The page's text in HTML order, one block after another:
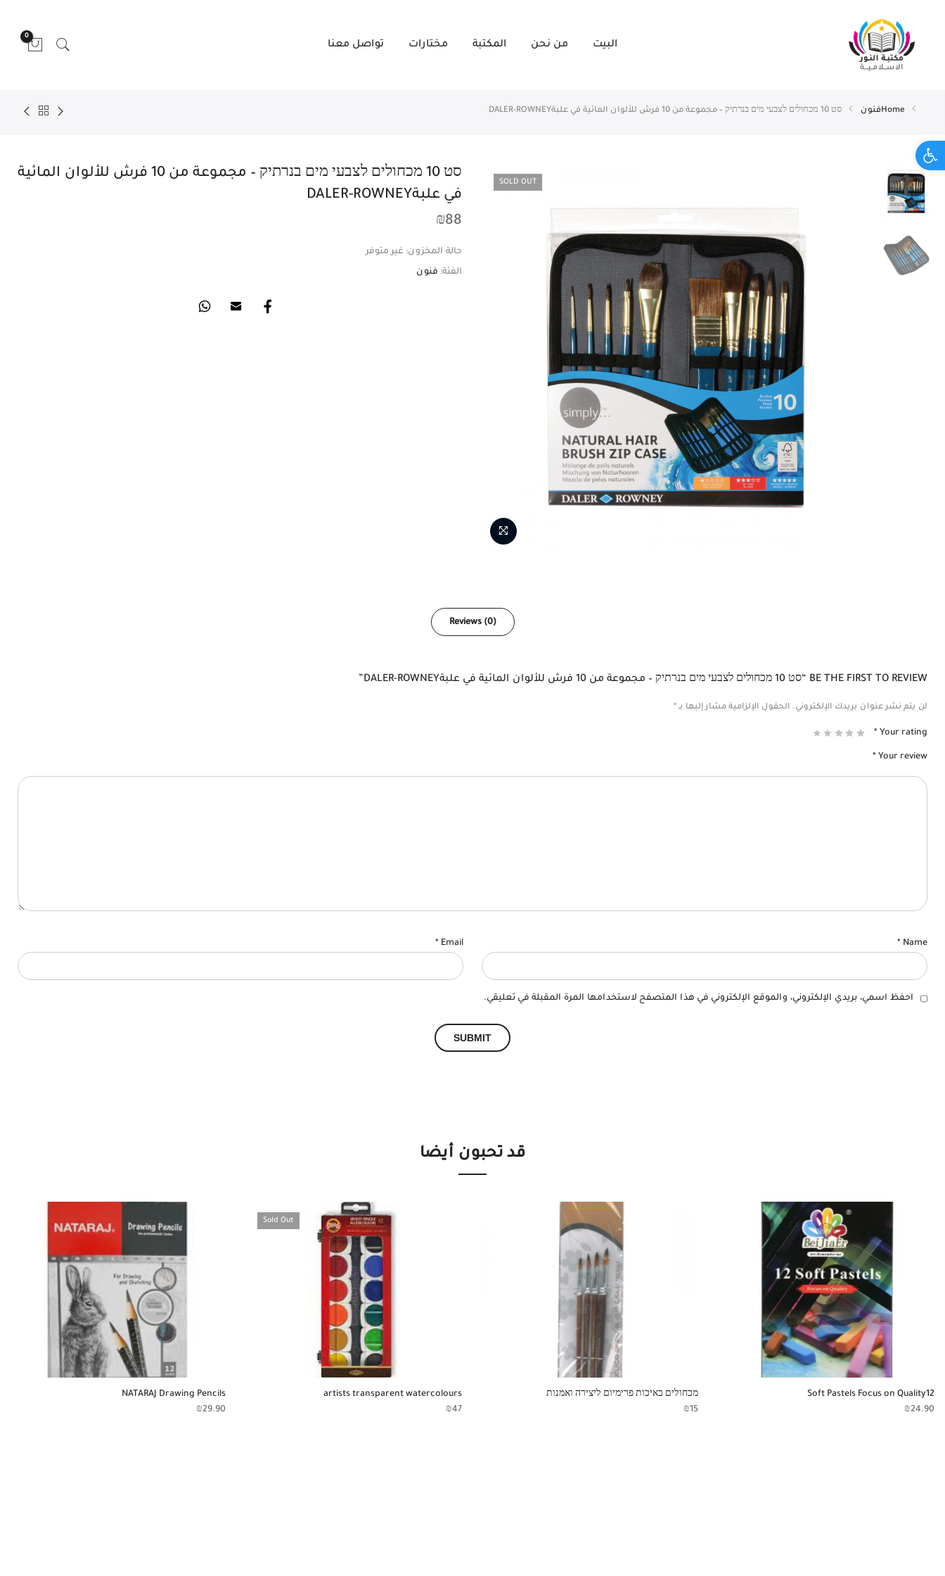
Open toolbar
البيت من نحن المكتبة مختارات تواصل معنا
0
Homeفنون סט 10 מכחולים לצבעי מים בנרתיק – مجموعة من 10 فرش للألوان المائية في علبةDALER-ROWNEY
SOLD OUT
סט 10 מכחולים לצבעי מים בנרתיק – مجموعة من 10 فرش للألوان المائية
في علبةDALER-ROWNEY
₪88
حالة المخزون: غير متوفر
الفئة: فنون
Reviews (0)
BE THE FIRST TO REVIEW “סט 10 מכחולים לצבעי מים בנרתיק – مجموعة من 10 فرش للألوان المائية في علبةDALER-ROWNEY”
لن يتم نشر عنوان بريدك الإلكتروني. الحقول الإلزامية مشار إليها بـ*
Your rating
*
Your review
*
Name
*
Email
*
احفظ اسمي، بريدي الإلكتروني، والموقع الإلكتروني في هذا المتصفح لاستخدامها المرة المقبلة في تعليقي.
قد تحبون أيضا
Soft Pastels Focus on Quality12
₪24.90
מכחולים באיכות פרימיום ליצירה ואמנות
₪15
Sold Out
artists transparent watercolours
₪47
NATARAJ Drawing Pencils
₪29.90